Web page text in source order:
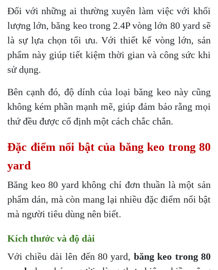
Đối với những ai thường xuyên làm việc với khối
lượng lớn, băng keo trong 2.4P vòng lớn 80 yard sẽ
là sự lựa chọn tối ưu. Với thiết kế vòng lớn, sản
phẩm này giúp tiết kiệm thời gian và công sức khi
sử dụng.
Bên cạnh đó, độ dính của loại băng keo này cũng
không kém phần mạnh mẽ, giúp đảm bảo rằng mọi
thứ đều được cố định một cách chắc chắn.
Đặc điểm nổi bật của băng keo trong 80
yard
Băng keo 80 yard không chỉ đơn thuần là một sản
phẩm dán, mà còn mang lại nhiều đặc điểm nổi bật
mà người tiêu dùng nên biết.
Kích thước và độ dài
Với chiều dài lên đến 80 yard, băng keo trong 80